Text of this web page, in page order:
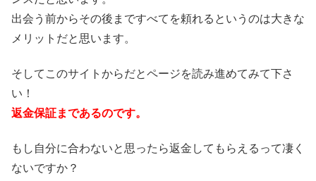
出会う前からその後まですべてを頼れるというのは大きな
メリットだと思います。
そしてこのサイトからだとページを読み進めてみて下さ
い！
返金保証まであるのです。
もし自分に合わないと思ったら返金してもらえるって凄く
ないですか？